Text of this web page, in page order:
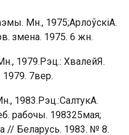
Мн., 1975;АрлоўскіА.
змена. 1975. 6 жн.
1979.Рэц.: ХвалейЯ.
7вер.
1983.Рэц.:СалтукА.
рабочы. 198325мая;
// Беларусь. 1983. № 8.